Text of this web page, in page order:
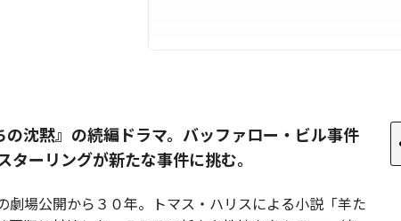
沈黙』の続編ドラマ。バッファロー・ビル事件
ーリングが新たな事件に挑む。
劇場公開から３０年。トマス・ハリスによる小説「羊た